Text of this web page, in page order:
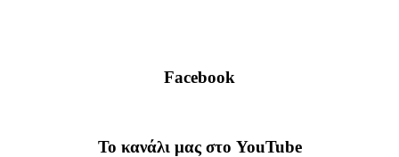
Facebook
To κανάλι μας στο YouTube